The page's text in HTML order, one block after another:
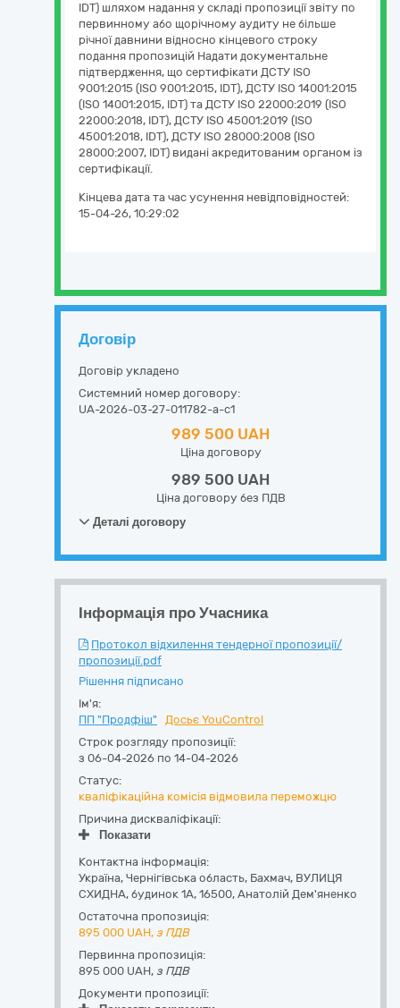
IDT) шляхом надання у складі пропозиції звіту по
первинному або щорічному аудиту не більше
річної давнини відносно кінцевого строку
подання пропозицій Надати документальне
підтвердження, що сертифікати ДСТУ ISO
9001:2015 (ISO 9001:2015, IDT), ДСТУ ISO 14001:2015
(ISO 14001:2015, IDT) та ДСТУ ISO 22000:2019 (ISO
22000:2018, IDT), ДСТУ ISO 45001:2019 (ISO
45001:2018, IDT), ДСТУ ISO 28000:2008 (ISO
28000:2007, IDT) видані акредитованим органом із
сертифікації.
Кінцева дата та час усунення невідповідностей:
15-04-26, 10:29:02
Договір
Договір укладено
Системний номер договору:
UA-2026-03-27-011782-a-c1
989 500 UAH
Ціна договору
989 500 UAH
Ціна договору без ПДВ
Деталі договору
Інформація про Учасника
Протокол відхилення тендерної пропозиції/
пропозиції.pdf
Рішення підписано
Ім'я:
ПП "Продфіш"
Досьє YouControl
Строк розгляду пропозиції:
з 06-04-2026 по 14-04-2026
Статус:
кваліфікаційна комісія відмовила переможцю
Причина дискваліфікації:
Показати
Контактна інформація:
Україна, Чернігівська область, Бахмач, ВУЛИЦЯ
СХИДНА, будинок 1А, 16500, Анатолій Дем'яненко
Остаточна пропозиція:
895 000 UAH, з ПДВ
Первинна пропозиція:
895 000 UAH, з ПДВ
Документи пропозиції: